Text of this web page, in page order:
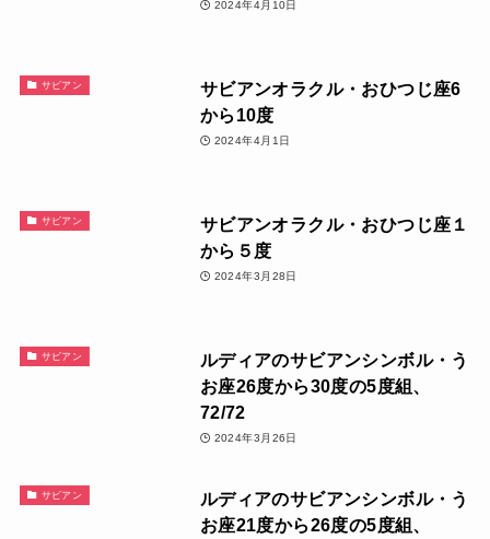
2024年4月10日
サビアン
サビアンオラクル・おひつじ座6
から10度
2024年4月1日
サビアン
サビアンオラクル・おひつじ座１
から５度
2024年3月28日
サビアン
ルディアのサビアンシンボル・う
お座26度から30度の5度組、
72/72
2024年3月26日
サビアン
ルディアのサビアンシンボル・う
お座21度から26度の5度組、